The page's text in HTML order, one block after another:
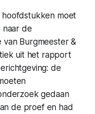
hoofdstukken moet
naar de
Burgmeester &
uit het rapport
de
gedaan
de proef en had